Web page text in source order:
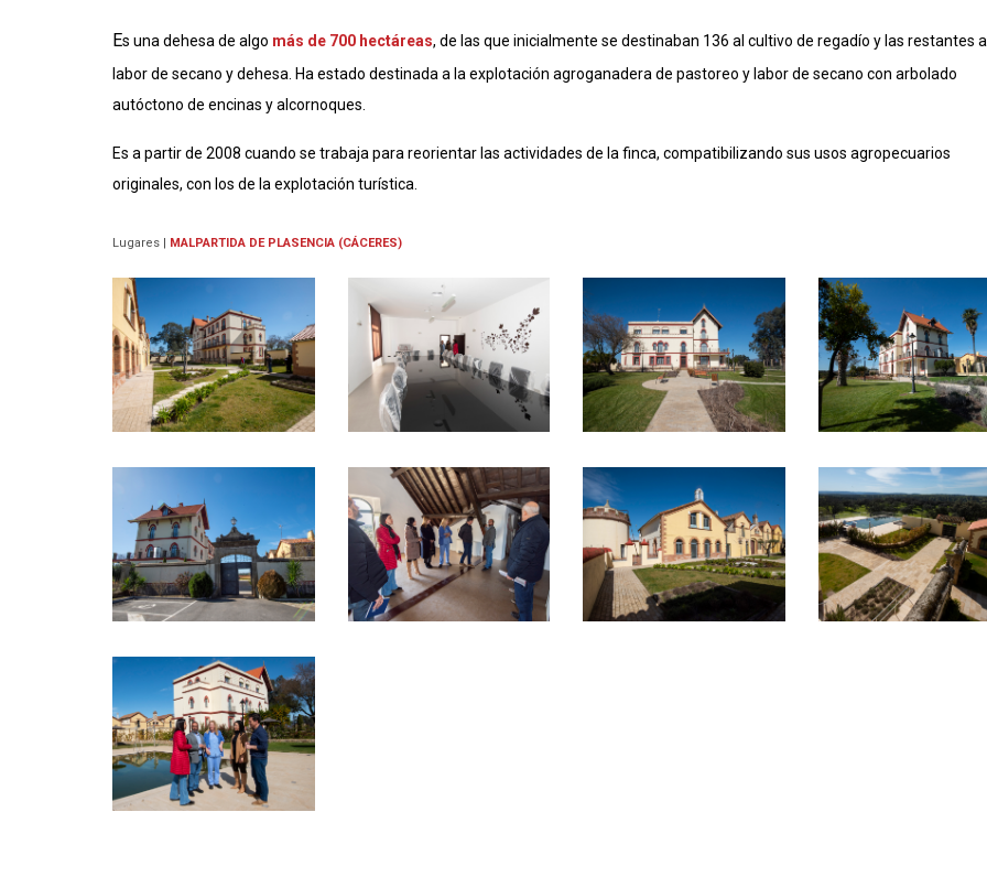
Es una dehesa de algo más de 700 hectáreas, de las que inicialmente se destinaban 136 al cultivo de regadío y las restantes
labor de secano y dehesa. Ha estado destinada a la explotación agroganadera de pastoreo y labor de secano con arbolado
autóctono de encinas y alcornoques.
Es a partir de 2008 cuando se trabaja para reorientar las actividades de la finca, compatibilizando sus usos agropecuarios
originales, con los de la explotación turística.
Lugares MALPARTIDA DE PLASENCIA (CÁCERES)